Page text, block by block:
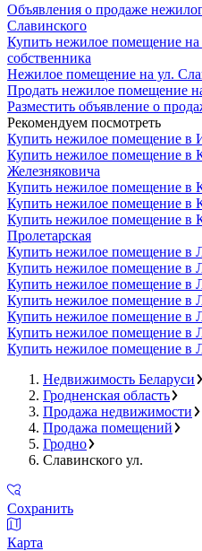
Объявления о продаже
Славинского
Купить нежилое помещение на
собственника
Нежилое помещение на ул.
Продать нежилое помещение
Разместить объявление о
Рекомендуем посмотреть
Купить нежилое помещение в
Купить нежилое помещение в
Железняковича
Купить нежилое помещение в
Купить нежилое помещение в
Купить нежилое помещение в
Пролетарская
Купить нежилое помещение в
Купить нежилое помещение в
Купить нежилое помещение в
Купить нежилое помещение в
Купить нежилое помещение в
Купить нежилое помещение в
Купить нежилое помещение в
Недвижимость Беларуси
Гродненская область
Продажа недвижимости
Продажа помещений
Гродно
Славинского ул.
Сохранить
Карта